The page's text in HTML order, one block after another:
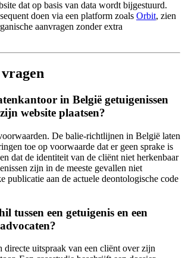
dat op basis van data wordt bijgestuurd.
doen via een platform zoals Orbit, zien
aanvragen zonder extra
in België getuigenissen
website plaatsen?
De balie-richtlijnen in België laten
toe op voorwaarde dat er geen sprake is
dat de identiteit van de cliënt niet herkenbaar
zijn in de meeste gevallen niet
publicatie aan de actuele deontologische code
tussen een getuigenis en een
directe uitspraak van een cliënt over zijn